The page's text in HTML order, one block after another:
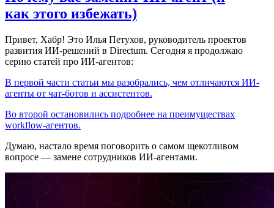
как этого избежать)
Привет, Хабр! Это Илья Петухов, руководитель проектов
развития ИИ-решений в Directum. Сегодня я продолжаю
серию статей про ИИ-агентов:
В первой части статьи мы разобрались, чем отличаются ИИ-
агенты от чат-ботов и ассистентов.
Во второй остановились подробнее на преимуществах
workflow-агентов.
Думаю, настало время поговорить о самом щекотливом
вопросе — замене сотрудников ИИ-агентами.